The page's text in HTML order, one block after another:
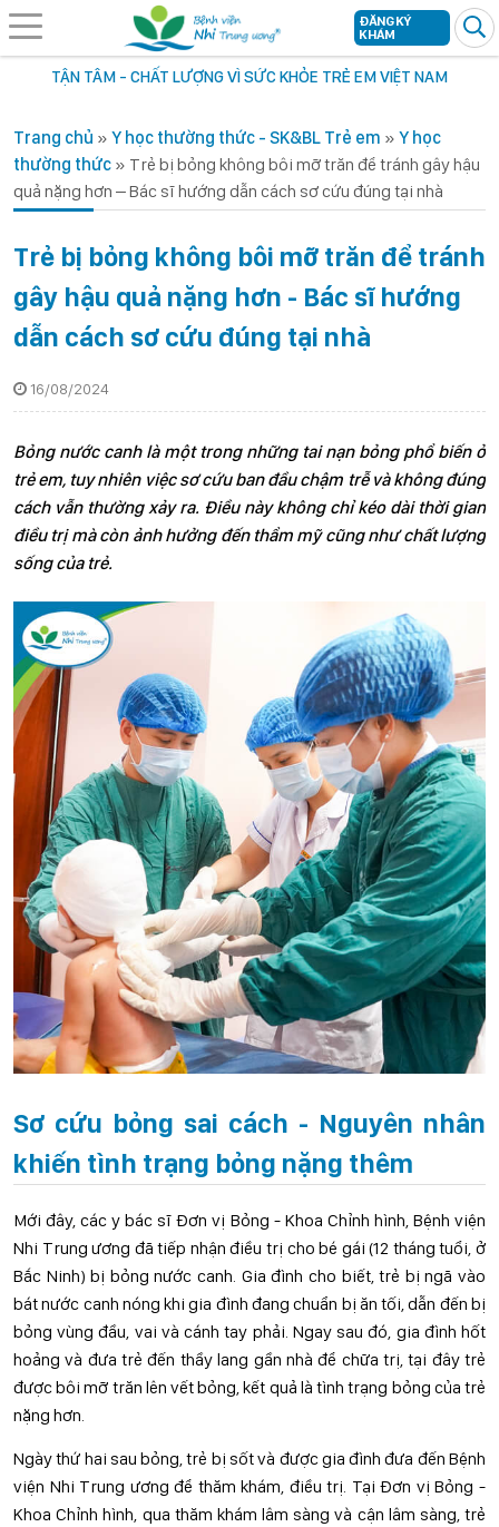
TẬN TÂM - CHẤT LƯỢNG VÌ SỨC KHỎE TRẺ EM VIỆT NAM
ĐĂNG KÝ
KHÁM
Trang chủ » Y học thường thức - SK&BL Trẻ em » Y học
thường thức » Trẻ bị bỏng không bôi mỡ trăn để tránh gây hậu
quả nặng hơn – Bác sĩ hướng dẫn cách sơ cứu đúng tại nhà
Trẻ bị bỏng không bôi mỡ trăn để tránh
gây hậu quả nặng hơn - Bác sĩ hướng
dẫn cách sơ cứu đúng tại nhà
16/08/2024
Bỏng nước canh là một trong những tai nạn bỏng phổ biến ở
trẻ em, tuy nhiên việc sơ cứu ban đầu chậm trễ và không đúng
cách vẫn thường xảy ra. Điều này không chỉ kéo dài thời gian
điều trị mà còn ảnh hưởng đến thẩm mỹ cũng như chất lượng
sống của trẻ.
Sơ cứu bỏng sai cách - Nguyên nhân
khiến tình trạng bỏng nặng thêm
Mới đây, các y bác sĩ Đơn vị Bỏng - Khoa Chỉnh hình, Bệnh viện
Nhi Trung ương đã tiếp nhận điều trị cho bé gái (12 tháng tuổi, ở
Bắc Ninh) bị bỏng nước canh. Gia đình cho biết, trẻ bị ngã vào
bát nước canh nóng khi gia đình đang chuẩn bị ăn tối, dẫn đến bị
bỏng vùng đầu, vai và cánh tay phải. Ngay sau đó, gia đình hốt
hoảng và đưa trẻ đến thầy lang gần nhà để chữa trị, tại đây trẻ
được bôi mỡ trăn lên vết bỏng, kết quả là tình trạng bỏng của trẻ
nặng hơn.
Ngày thứ hai sau bỏng, trẻ bị sốt và được gia đình đưa đến Bệnh
viện Nhi Trung ương để thăm khám, điều trị. Tại Đơn vị Bỏng -
Khoa Chỉnh hình, qua thăm khám lâm sàng và cận lâm sàng, trẻ